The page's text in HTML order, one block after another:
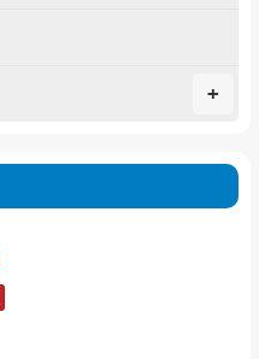
+